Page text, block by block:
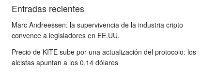
Entradas recientes
Marc Andreessen: la supervivencia de la industria cripto
convence a legisladores en EE.UU.
Precio de KITE sube por una actualización del protocolo: los
alcistas apuntan a los 0,14 dólares